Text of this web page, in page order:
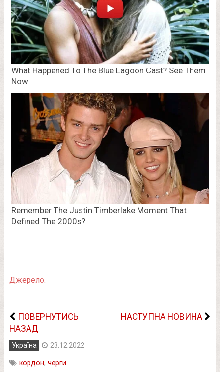
Джерело.
ПОВЕРНУТИСЬ
НАЗАД
НАСТУПНА НОВИНА
Україна 23.12.2022
кордон, черги